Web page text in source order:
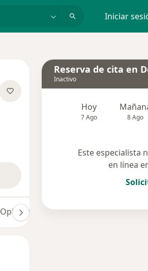
Iniciar
Opiniones (1)
Reserva de cita en
Inactivo
Hoy
7 Ago 8 Ago
Este especialista
en línea